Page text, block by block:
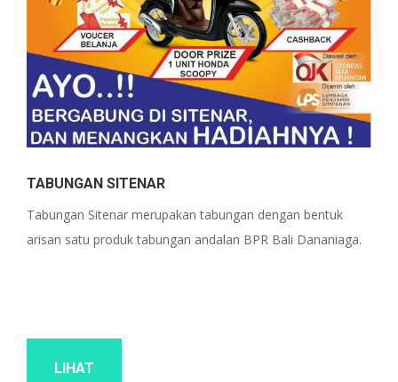
TABUNGAN SITENAR
Tabungan Sitenar merupakan tabungan dengan bentuk
arisan satu produk tabungan andalan BPR Bali Dananiaga.
LIHAT